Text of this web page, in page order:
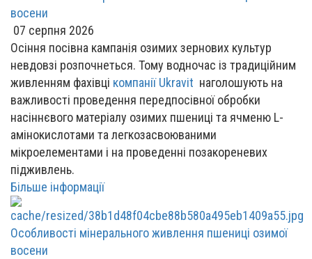
восени
07 серпня 2026
Осіння посівна кампанія озимих зернових культур
невдовзі розпочнеться. Тому водночас із традиційним
живленням фахівці компанії Ukravit наголошують на
важливості проведення передпосівної обробки
насіннєвого матеріалу озимих пшениці та ячменю L-
амінокислотами та легкозасвоюваними
мікроелементами і на проведенні позакореневих
підживлень.
Більше інформації
Особливості мінерального живлення пшениці озимої
восени